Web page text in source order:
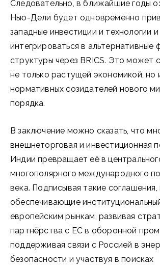
Следовательно, в ближайшие годы
Нью-Дели будет одновременно
западные инвестиции и технологии и
интегрироваться в альтернативные
структуры через BRICS. Это может
не только растущей экономикой, но
нормативных созидателей нового
порядка.
В заключение можно сказать, что
внешнеторговая и инвестиционная
Индии превращает её в
многополярного международного
века. Подписывая такие соглашения,
обеспечивающие
европейским рынкам, развивая
партнёрства с ЕС в оборонной
поддерживая связи с Россией в
безопасности и участвуя в поисках